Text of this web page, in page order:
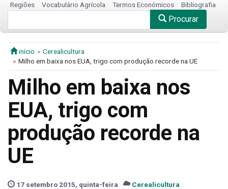
Regiões Vocabulário Agrícola Termos Económicos Bibliografia
Procurar
início
Cerealicultura
Milho em baixa nos EUA, trigo com produção recorde na UE
Milho em baixa nos
EUA, trigo com
produção recorde na
UE
17 setembro 2015, quinta-feira Cerealicultura